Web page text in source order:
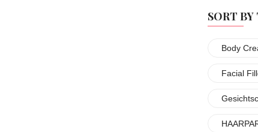
SORT BY
Body
Facial